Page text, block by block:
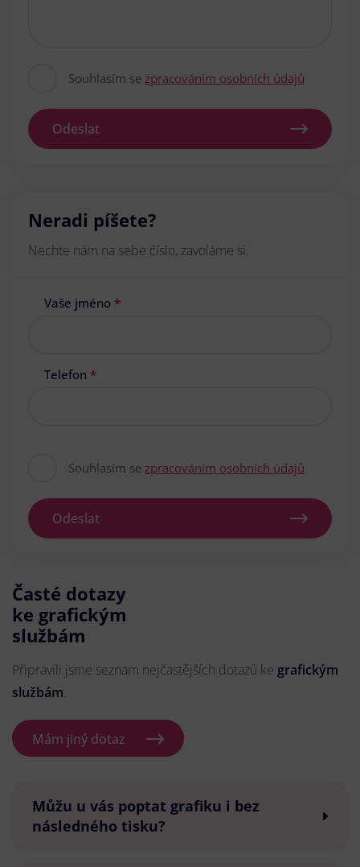
Souhlasím se zpracováním osobních údajů
Odeslat
Neradi píšete?
Nechte nám na sebe číslo, zavoláme si.
Vaše jméno *
Telefon *
Souhlasím se zpracováním osobních údajů
Odeslat
Časté dotazy
ke grafickým
službám
Připravili jsme seznam nejčastějších dotazů ke grafickým
službám.
Mám jiný dotaz
Můžu u vás poptat grafiku i bez
následného tisku?